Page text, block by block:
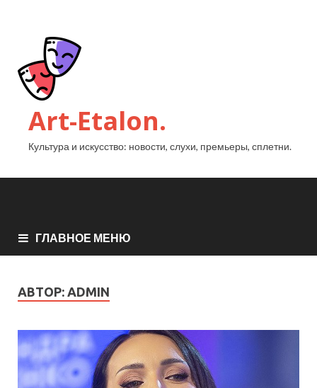
Art-Etalon.
Культура и искусство: новости, слухи, премьеры, сплетни.
ГЛАВНОЕ МЕНЮ
АВТОР: ADMIN